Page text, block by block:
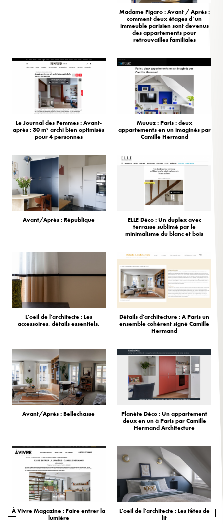
Madame Figaro : Avant / Après :
comment deux étages d’un
immeuble parisien sont devenus
des appartements pour
retrouvailles familiales
Le Journal des Femmes : Avant-
après : 30 m² archi bien optimisés
pour 4 personnes
Muuuz : Paris : deux
appartements en un imaginés par
Camille Hermand
Avant/Après : République
ELLE Déco : Un duplex avec
terrasse sublimé par le
minimalisme du blanc et bois
L'oeil de l'architecte : Les
accessoires, détails essentiels.
Détails d'architecture : A Paris un
ensemble cohérent signé Camille
Hermand
Avant/Après : Bellechasse
Planète Déco : Un appartement
deux en un à Paris par Camille
Hermand Architecture
À Vivre Magazine : Faire entrer la
lumière
L'oeil de l'architecte : Les têtes de
lit